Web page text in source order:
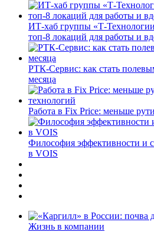
ИТ-хаб группы «Т-
топ-8 локаций для работы и
РТК-Сервис: как стать
месяца
Работа в Fix Price: меньше
Философия эффективности и
в VOIS
Жизнь в компании